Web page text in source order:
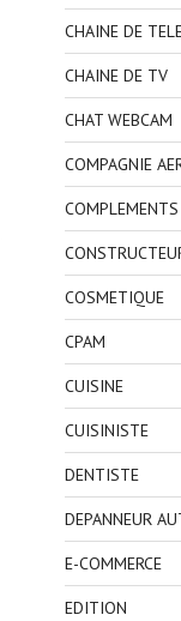
CHAINE DE
CHAINE DE TV
CHAT WEBCAM
COMPAGNIE
COSMETIQUE
CPAM
CUISINE
CUISINISTE
DENTISTE
DEPANNEUR
E-COMMERCE
EDITION